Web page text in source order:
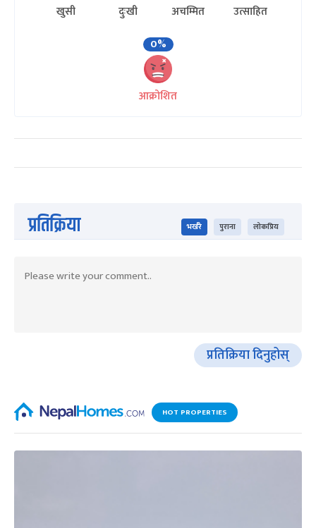
खुसी दुःखी अचम्मित
उत्साहित
0%
आक्रोशित
प्रतिक्रिया भर्खरै पुराना लोकप्रिय
प्रतिक्रिया दिनुहोस्
HOT PROPERTIES